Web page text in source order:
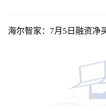
海尔智家：7月5日融资净